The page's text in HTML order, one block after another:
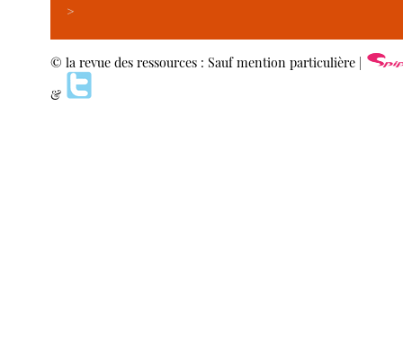
>
© la revue des ressources : Sauf mention particulière |
&